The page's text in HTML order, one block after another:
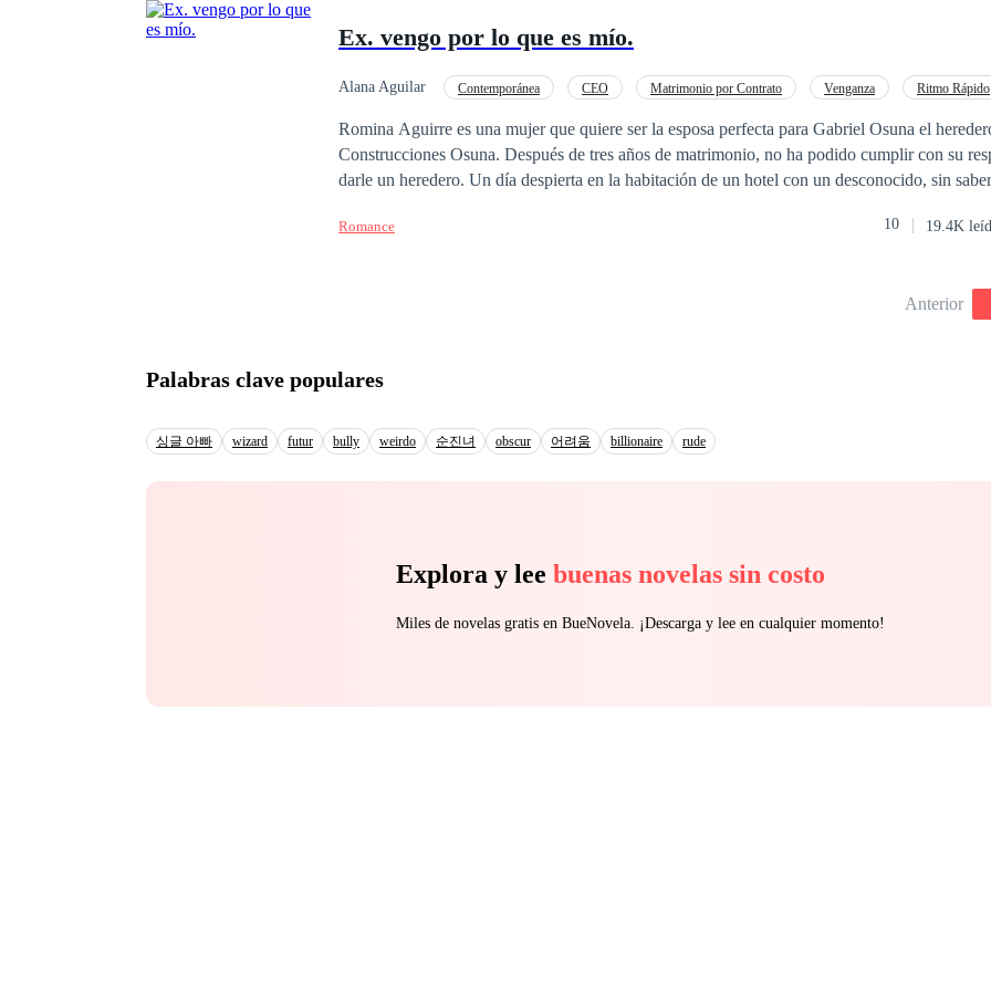
dinero, y un amado esposo que la prioriza y la trata como una diosa. Manejando en plena
esperanza de recuperarse o de volver a ser la misma de siempre. En el mismo día, en la misma hora, dos
también el momento en que un milagro ocurre... —¡Elizabeth! — gritó Hyun-Seok emocionado hasta las
lagrimas. —¿Eh?...¿Qué?... —No hables, amor mío, aún sigues lastimada. —¿Quién... eres?
— dijo Kim preocupado ante las palabras de su esposa — Soy yo, Hyun-Seok, tu esposo...
Ex. vengo por lo que es mío.
Alana Aguilar Contemporánea CEO Matrimonio por Contrato Venganza
Ritmo Rápido
Romina Aguirre es una mujer que quiere ser la esposa perfecta para Gabriel Osuna el
Construcciones Osuna. Después de tres años de matrimonio, no ha podido cumplir con su
darle un heredero. Un día despierta en la habitación de un hotel con un desconocido, sin saber cómo llego ahí.
que está embarazada pero el día que debió ser el más feliz de su vida se vuelve el más
Romance 10 19.4K
Anterior
Palabras clave populares
싱글 아빠 wizard futur bully weirdo 순진녀 obscur 어려움 billionaire rude
Explora y lee buenas novelas sin costo
Miles de novelas gratis en BueNovela. ¡Descarga y lee en cualquier momento!